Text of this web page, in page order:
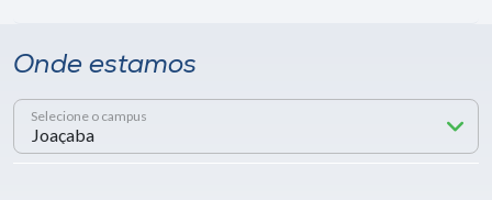
Onde estamos
Selecione o campus